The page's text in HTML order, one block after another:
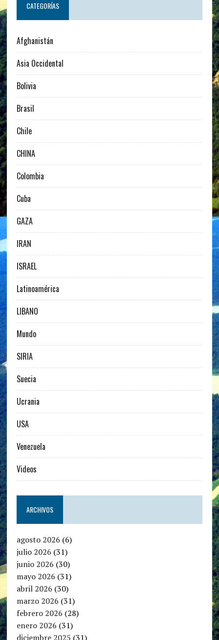
CATEGORÍAS
Afghanistán
Asia Occidental
Bolivia
Brasil
Chile
CHINA
Colombia
Cuba
GAZA
IRAN
ISRAEL
Latinoamérica
LIBANO
Mundo
SIRIA
Suecia
Ucrania
USA
Venezuela
Videos
ARCHIVOS
agosto 2026 (6)
julio 2026 (31)
junio 2026 (30)
mayo 2026 (31)
abril 2026 (30)
marzo 2026 (31)
febrero 2026 (28)
enero 2026 (31)
diciembre 2025 (31)